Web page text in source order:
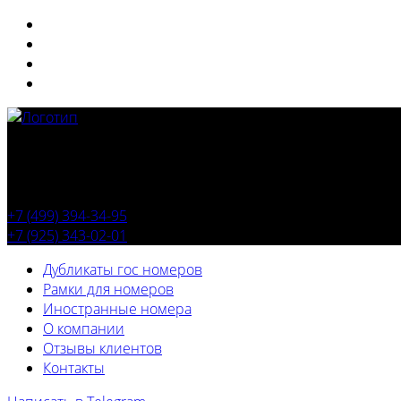
+7 (499) 394-34-95
+7 (925) 343-02-01
Дубликаты гос номеров
Рамки для номеров
Иностранные номера
О компании
Отзывы клиентов
Контакты